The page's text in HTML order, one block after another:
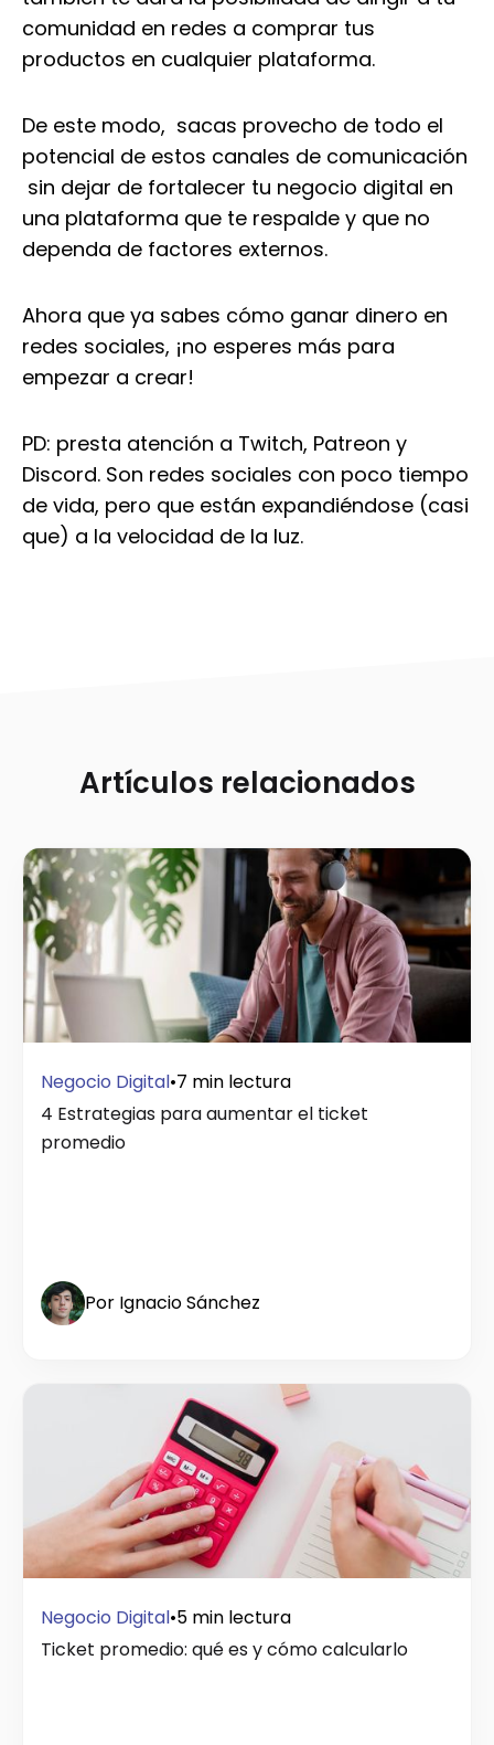
comunidad en redes a comprar tus
productos en cualquier plataforma.
De este modo, sacas provecho de todo el
potencial de estos canales de comunicación
sin dejar de fortalecer tu negocio digital en
una plataforma que te respalde y que no
dependa de factores externos.
Ahora que ya sabes cómo ganar dinero en
redes sociales, ¡no esperes más para
empezar a crear!
PD: presta atención a Twitch, Patreon y
Discord. Son redes sociales con poco tiempo
de vida, pero que están expandiéndose (casi
que) a la velocidad de la luz.
Artículos relacionados
Negocio Digital•7 min lectura
4 Estrategias para aumentar el ticket
promedio
Por Ignacio Sánchez
Negocio Digital•5 min lectura
Ticket promedio: qué es y cómo calcularlo